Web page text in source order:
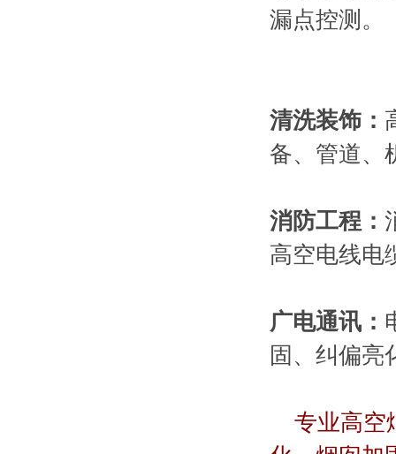
漏点控测。
清洗装饰：
备、管道、
消防工程：
高空电线电
广电通讯：
固、纠偏亮
专业高空